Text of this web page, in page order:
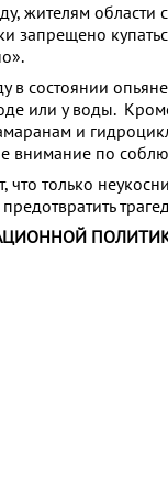
жителям области
запрещено
в состоянии
или у воды.
и
внимание по
что только